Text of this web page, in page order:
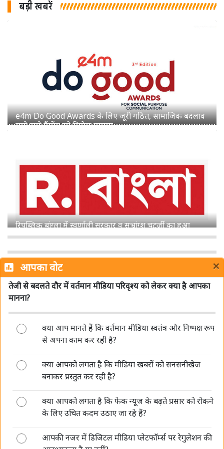
बड़ी खबरें
रिपब्लिक बांग्ला में स्वर्णाली सरकार व सुभ्रांग्शु चटर्जी का हुआ
प्रमोशन
शेमारू को मिला MIB का ग्रीन सिग्नल, जल्द लॉन्च होगा नया हिंदी
चैनल 'Mango TV'
डीपफेक पर सरकार की सख्ती जारी, संसद में बताया- अब 3 घंटे में
हटाना होगा गैरकानूनी कंटेंट
AI की रफ्तार बनाम पत्रकारिता का भरोसा, 'मीडिया संवाद' में
आपका वोट ×
तेजी से बदलते दौर में वर्तमान मीडिया परिदृश्य को लेकर क्या है आपका
मानना?
क्या आप मानते हैं कि वर्तमान मीडिया स्वतंत्र और निष्पक्ष रूप
से अपना काम कर रही है?
क्या आपको लगता है कि मीडिया खबरों को सनसनीखेज
बनाकर प्रस्तुत कर रही है?
क्या आपको लगता है कि फेक न्यूज के बढ़ते प्रसार को रोकने
के लिए उचित कदम उठाए जा रहे हैं?
आपकी नजर में डिजिटल मीडिया प्लेटफॉर्म्स पर रेगुलेशन की